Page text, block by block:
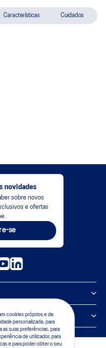
cookies próprios e de
personalizada, para
suas preferências, para
de utilizador, para
e para poder obter o seu
Características Cuidados
novidades
sobre novos
e ofertas
se